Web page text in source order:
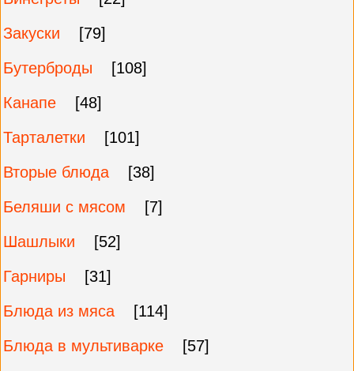
Закуски
[79]
Бутерброды
[108]
Канапе
[48]
Тарталетки
[101]
Вторые блюда
[38]
Беляши с мясом
[7]
Шашлыки
[52]
Гарниры
[31]
Блюда из мяса
[114]
Блюда в мультиварке
[57]